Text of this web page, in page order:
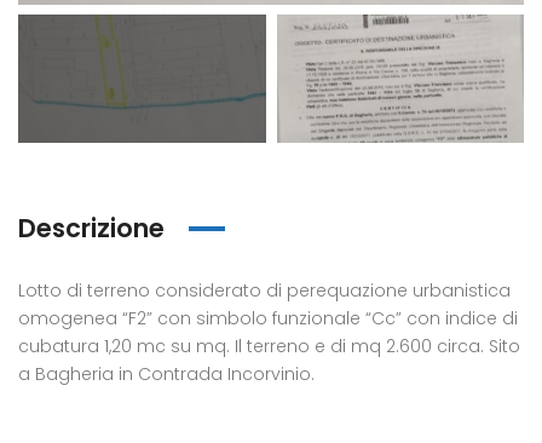
Descrizione
Lotto di terreno considerato di perequazione urbanistica
omogenea “F2” con simbolo funzionale “Cc” con indice di
cubatura 1,20 mc su mq. Il terreno e di mq 2.600 circa. Sito
a Bagheria in Contrada Incorvinio.
: Terreno Casteldaccia : Terreno